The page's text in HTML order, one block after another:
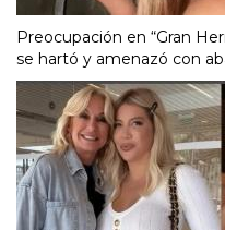
Preocupación en “Gran
se hartó y amenazó con